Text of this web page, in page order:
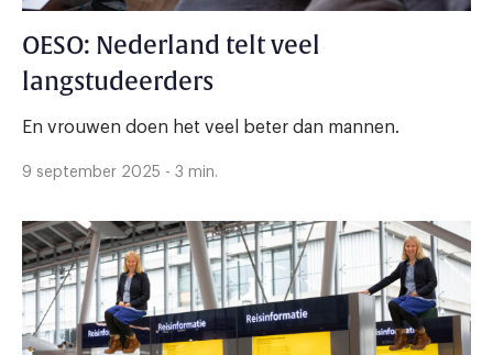
OESO: Nederland telt veel
langstudeerders
En vrouwen doen het veel beter dan mannen.
9 september 2025 - 3 min.